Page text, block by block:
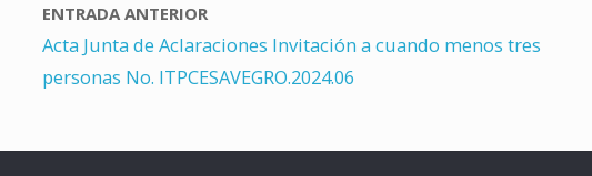
ENTRADA ANTERIOR
Acta Junta de Aclaraciones Invitación a cuando menos tres
personas No. ITPCESAVEGRO.2024.06